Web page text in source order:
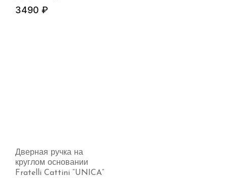
3490 ₽
Дверная ручка на
круглом основании
Fratelli Cattini “UNICA”